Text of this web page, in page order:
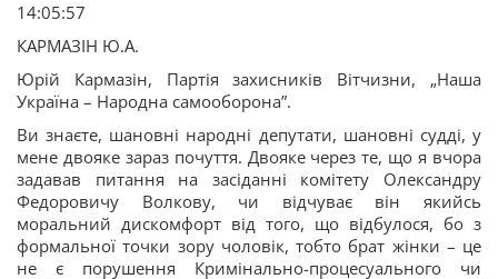
14:05:57
КАРМАЗІН Ю.А.
Юрій Кармазін, Партія захисників Вітчизни, „Наша
Україна – Народна самооборона”.
Ви знаєте, шановні народні депутати, шановні судді, у
мене двояке зараз почуття. Двояке через те, що я вчора
задавав питання на засіданні комітету Олександру
Федоровичу Волкову, чи відчуває він якийсь
моральний дискомфорт від того, що відбулося, бо з
формальної точки зору чоловік, тобто брат жінки – це
не є порушення Кримінально-процесуального чи